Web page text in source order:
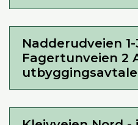
Nadderudveien
Fagertunveien 2
utbyggingsavtale